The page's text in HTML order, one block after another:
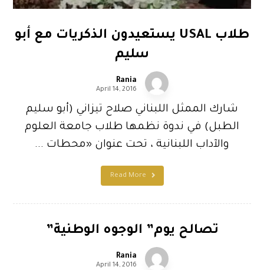
طلاب USAL يستعيدون الذكريات مع أبو
سليم
Rania
April 14, 2016
شارك الممثل اللبناني صلاح تيزاني (أبو سليم
الطبل) في ندوة نظمها طلاب جامعة العلوم
والآداب اللبنانية ، تحت عنوان «محطات ...
Read More
تصالح يوم” الوجوه الوطنية”
Rania
April 14, 2016